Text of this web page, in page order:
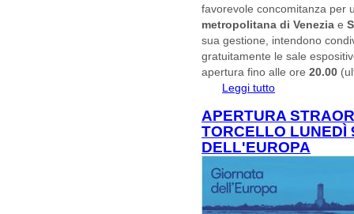
favorevole concomitanza per
metropolitana di Veneziae
sua gestione, intendono
gratuitamente le sale
apertura fino alle ore20.00
Leggi tutto
APERTURA
TORCELLO LUNEDÌ
DELL'EUROPA